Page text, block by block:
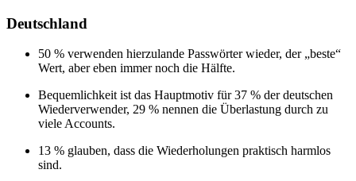
Deutschland
50 % verwenden hierzulande Passwörter wieder, der „beste“
Wert, aber eben immer noch die Hälfte.
Bequemlichkeit ist das Hauptmotiv für 37 % der deutschen
Wiederverwender, 29 % nennen die Überlastung durch zu
viele Accounts.
13 % glauben, dass die Wiederholungen praktisch harmlos
sind.